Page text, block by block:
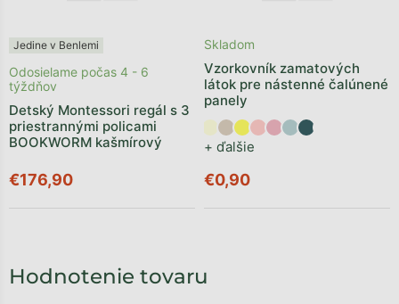
Hodnotenie tovaru
Jedine v Benlemi
Detský Montessori regál s 3
priestrannými policami
BOOKWORM kašmírový
Odosielame počas 4 - 6
týždňov
€176,90
Vzorkovník zamatových
látok pre nástenné čalúnené
panely
+ ďalšie
Skladom
€0,90